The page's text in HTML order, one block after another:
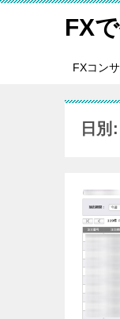
FX
FXコン
日別